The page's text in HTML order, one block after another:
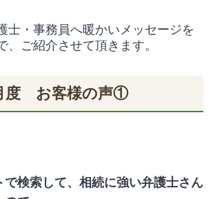
士・事務員へ暖かいメッセージを
、ご紹介させて頂きます。
度 お客様の声①
で検索して、相続に強い弁護士さん